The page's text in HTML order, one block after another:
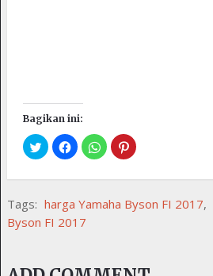
Bagikan ini:
Tags: harga Yamaha Byson FI 2017,
Byson FI 2017